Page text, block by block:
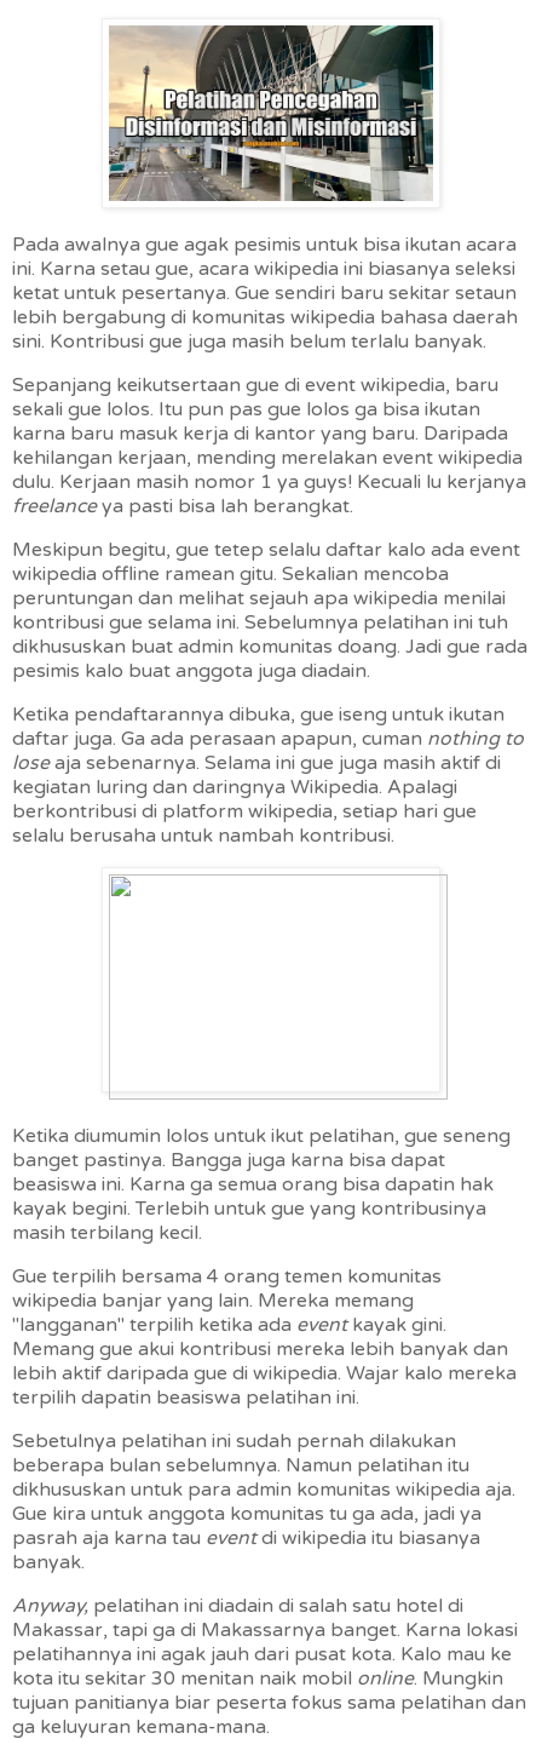
Pada awalnya gue agak pesimis untuk bisa ikutan acara
ini. Karna setau gue, acara wikipedia ini biasanya seleksi
ketat untuk pesertanya. Gue sendiri baru sekitar setaun
lebih bergabung di komunitas wikipedia bahasa daerah
sini. Kontribusi gue juga masih belum terlalu banyak.
Sepanjang keikutsertaan gue di event wikipedia, baru
sekali gue lolos. Itu pun pas gue lolos ga bisa ikutan
karna baru masuk kerja di kantor yang baru. Daripada
kehilangan kerjaan, mending merelakan event wikipedia
dulu. Kerjaan masih nomor 1 ya guys! Kecuali lu kerjanya
freelanceya pasti bisa lah berangkat.
Meskipun begitu, gue tetep selalu daftar kalo ada event
wikipedia offline ramean gitu. Sekalian mencoba
peruntungan dan melihat sejauh apa wikipedia menilai
kontribusi gue selama ini. Sebelumnya pelatihan ini tuh
dikhususkan buat admin komunitas doang. Jadi gue rada
pesimis kalo buat anggota juga diadain.
Ketika pendaftarannya dibuka, gue iseng untuk ikutan
daftar juga. Ga ada perasaan apapun, cuman nothing to
loseaja sebenarnya. Selama ini gue juga masih aktif di
kegiatan luring dan daringnya Wikipedia. Apalagi
berkontribusi di platform wikipedia, setiap hari gue
selalu berusaha untuk nambah kontribusi.
Ketika diumumin lolos untuk ikut pelatihan, gue seneng
banget pastinya. Bangga juga karna bisa dapat
beasiswa ini. Karna ga semua orang bisa dapatin hak
kayak begini. Terlebih untuk gue yang kontribusinya
masih terbilang kecil.
Gue terpilih bersama 4 orang temen komunitas
wikipedia banjar yang lain. Mereka memang
"langganan" terpilih ketika ada eventkayak gini.
Memang gue akui kontribusi mereka lebih banyak dan
lebih aktif daripada gue di wikipedia. Wajar kalo mereka
terpilih dapatin beasiswa pelatihan ini.
Sebetulnya pelatihan ini sudah pernah dilakukan
beberapa bulan sebelumnya. Namun pelatihan itu
dikhususkan untuk para admin komunitas wikipedia aja.
Gue kira untuk anggota komunitas tu ga ada, jadi ya
pasrah aja karna tau eventdi wikipedia itu biasanya
banyak.
Anyway, pelatihan ini diadain di salah satu hotel di
Makassar, tapi ga di Makassarnya banget. Karna lokasi
pelatihannya ini agak jauh dari pusat kota. Kalo mau ke
kota itu sekitar 30 menitan naik mobil online. Mungkin
tujuan panitianya biar peserta fokus sama pelatihan dan
ga keluyuran kemana-mana.